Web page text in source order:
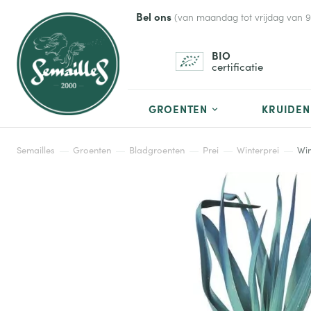
Bel ons (van maandag tot vrijdag van
BIO
certificatie
GROENTEN KRUIDEN
Semailles Groenten Bladgroenten Prei Winterprei